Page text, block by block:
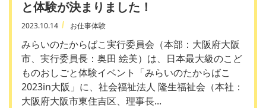
と体験が決まりました！
2023.10.14 お仕事体験
みらいのたからばこ実行委員会（本部：大阪府大阪
市、実行委員長：奥田 絵美）は、日本最大級のこど
ものおしごと体験イベント「みらいのたからばこ
2023in大阪」に、社会福祉法人 隆生福祉会（本社：
大阪府大阪市東住吉区、理事長...